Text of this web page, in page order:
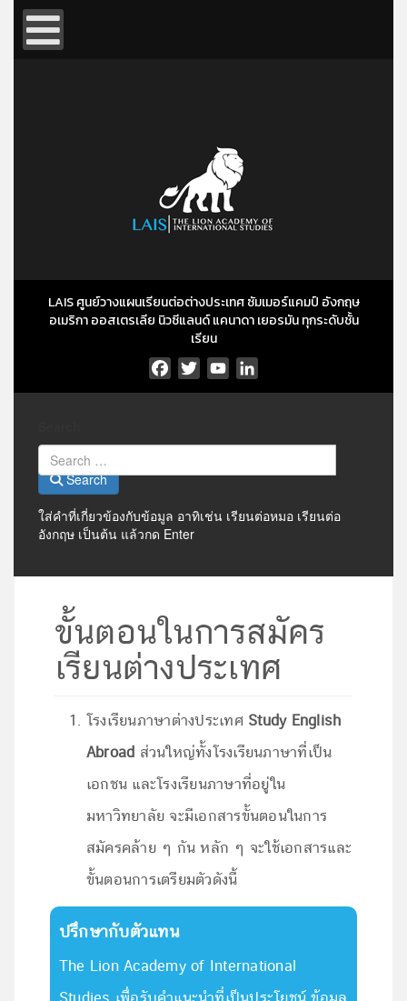
LAIS ศูนย์วางแผนเรียนต่อต่างประเทศ ซัมเมอร์แคมป์ อังกฤษ
อเมริกา ออสเตรเลีย นิวซีแลนด์ แคนาดา เยอรมัน ทุกระดับชั้น
เรียน
Facebook
TwitterYouTubeLinkedIn
Search
ใส่คำที่เกี่ยวข้องกับข้อมูล อาทิเช่น เรียนต่อหมอ เรียนต่อ
อังกฤษ เป็นต้น แล้วกด Enter
ขั้นตอนในการสมัคร
เรียนต่างประเทศ
โรงเรียนภาษาต่างประเทศ Study English
Abroad ส่วนใหญ่ทั้งโรงเรียนภาษาที่เป็น
เอกชน และโรงเรียนภาษาที่อยู่ใน
มหาวิทยาลัย จะมีเอกสารขั้นตอนในการ
สมัครคล้าย ๆ กัน หลัก ๆ จะใช้เอกสารและ
ขั้นตอนการเตรียมตัวดังนี้
ปรึกษากับตัวแทน
The Lion Academy of International